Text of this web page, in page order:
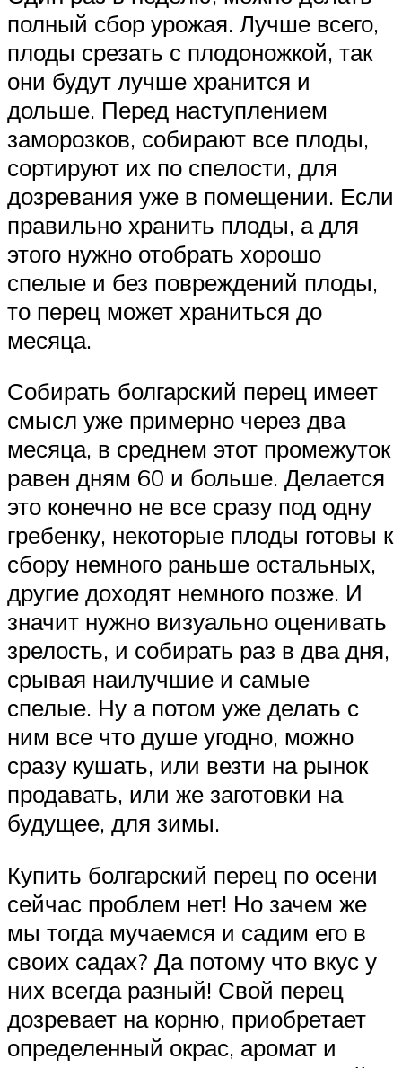
полный сбор урожая. Лучше всего,
плоды срезать с плодоножкой, так
они будут лучше хранится и
дольше. Перед наступлением
заморозков, собирают все плоды,
сортируют их по спелости, для
дозревания уже в помещении. Если
правильно хранить плоды, а для
этого нужно отобрать хорошо
спелые и без повреждений плоды,
то перец может храниться до
месяца.
Собирать болгарский перец имеет
смысл уже примерно через два
месяца, в среднем этот промежуток
равен дням 60 и больше. Делается
это конечно не все сразу под одну
гребенку, некоторые плоды готовы к
сбору немного раньше остальных,
другие доходят немного позже. И
значит нужно визуально оценивать
зрелость, и собирать раз в два дня,
срывая наилучшие и самые
спелые. Ну а потом уже делать с
ним все что душе угодно, можно
сразу кушать, или везти на рынок
продавать, или же заготовки на
будущее, для зимы.
Купить болгарский перец по осени
сейчас проблем нет! Но зачем же
мы тогда мучаемся и садим его в
своих садах? Да потому что вкус у
них всегда разный! Свой перец
дозревает на корню, приобретает
определенный окрас, аромат и